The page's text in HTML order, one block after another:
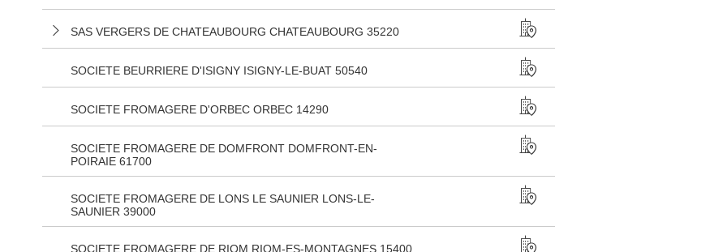
SAS VERGERS DE CHATEAUBOURG CHATEAUBOURG 35220
SOCIETE BEURRIERE D'ISIGNY ISIGNY-LE-BUAT 50540
SOCIETE FROMAGERE D'ORBEC ORBEC 14290
SOCIETE FROMAGERE DE DOMFRONT DOMFRONT-EN-
POIRAIE 61700
SOCIETE FROMAGERE DE LONS LE SAUNIER LONS-LE-
SAUNIER 39000
SOCIETE FROMAGERE DE RIOM RIOM-ES-MONTAGNES 15400